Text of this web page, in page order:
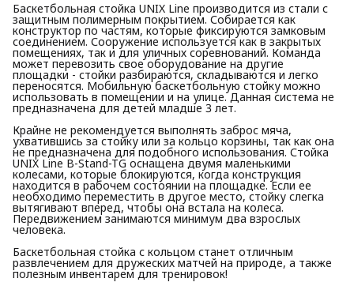
Баскетбольная стойка UNIX Line производится из стали с
защитным полимерным покрытием. Собирается как
конструктор по частям, которые фиксируются замковым
соединением. Сооружение используется как в закрытых
помещениях, так и для уличных соревнований. Команда
может перевозить свое оборудование на другие
площадки - стойки разбираются, складываются и легко
переносятся. Мобильную баскетбольную стойку можно
использовать в помещении и на улице. Данная система не
предназначена для детей младше 3 лет.
Крайне не рекомендуется выполнять заброс мяча,
ухватившись за стойку или за кольцо корзины, так как она
не предназначена для подобного использования. Стойка
UNIX Line B-Stand-TG оснащена двумя маленькими
колесами, которые блокируются, когда конструкция
находится в рабочем состоянии на площадке. Если ее
необходимо переместить в другое место, стойку слегка
вытягивают вперед, чтобы она встала на колеса.
Передвижением занимаются минимум два взрослых
человека.
Баскетбольная стойка с кольцом станет отличным
развлечением для дружеских матчей на природе, а также
полезным инвентарем для тренировок!